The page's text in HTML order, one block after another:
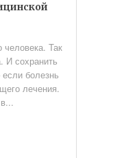
человека. Так
И сохранить
болезнь
лечения.